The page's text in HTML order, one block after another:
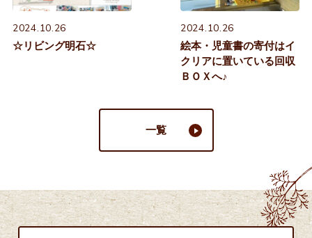
2024.10.26
☆リビング明石☆
2024.10.26
絵本・児童書の寄付はイ
クリアに置いている回収
ＢＯＸへ♪
一覧